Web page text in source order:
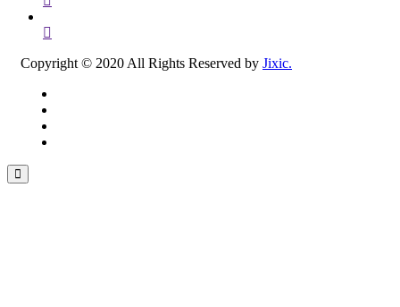
Copyright © 2020 All Rights Reserved by Jixic.